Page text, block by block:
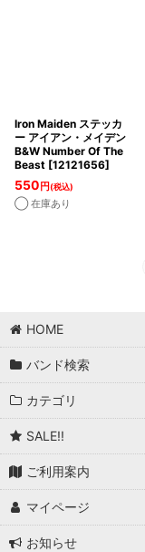
Iron Maiden ステッカ
ー アイアン・メイデン
B&W Number Of The
Beast [12121656]
550 円(税込)
◯ 在庫あり
HOME
バンド検索
カテゴリ
SALE!!
ご利用案内
マイページ
お知らせ